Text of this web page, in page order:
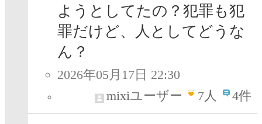
ようとしてたの？犯罪も犯
罪だけど、人としてどうな
ん？
2026年05月17日 22:30
mixiユーザー
7人 4件